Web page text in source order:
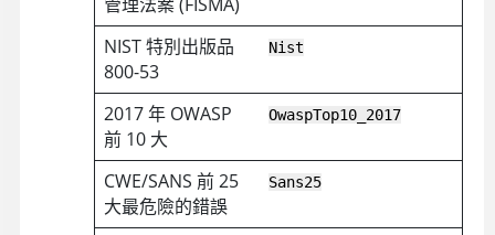
管理法案 (FISMA)
NIST 特別出版品
800-53
Nist
2017 年 OWASP
前 10 大
OwaspTop10_2017
CWE/SANS 前 25
大最危險的錯誤
Sans25